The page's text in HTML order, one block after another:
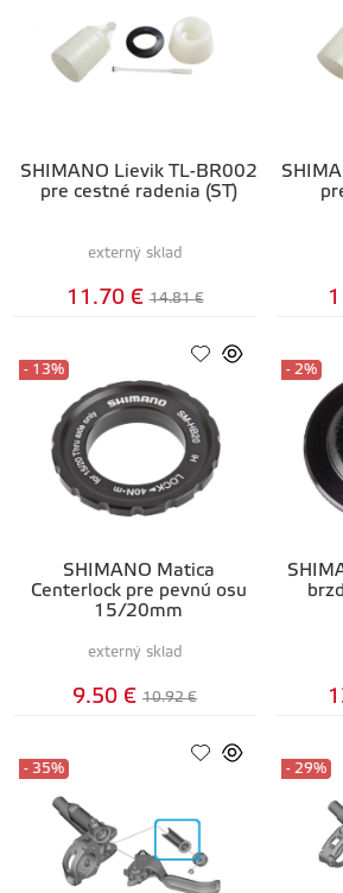
SHIMANO Lievik TL-BR002
pre cestné radenia (ST)
externý sklad
11.70 € 14.81 €
SHIMANO Matica
Centerlock pre pevnú osu
15/20mm
- 13%
externý sklad
9.50 € 10.92 €
- 2%
- 35% - 29%